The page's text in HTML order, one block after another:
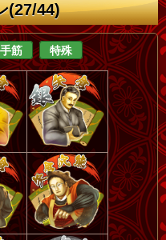
(27/44)
手筋 特殊